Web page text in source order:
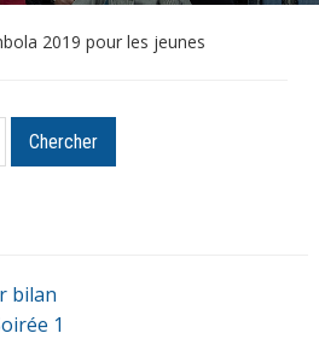
2019 pour les jeunes
Chercher
bilan
1